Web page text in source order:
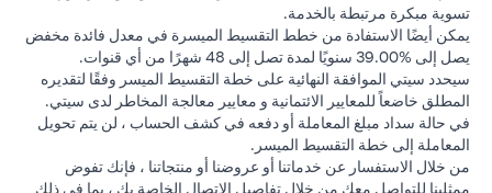
تسوية مبكرة مرتبطة بالخدمة.
يمكن أيضًا الاستفادة من خطط التقسيط الميسرة في معدل فائدة مخفض
يصل إلى %39.00 سنويًا لمدة تصل إلى 48 شهرًا من أي قنوات.
سيحدد سيتي الموافقة النهائية على خطة التقسيط الميسر وفقًا لتقديره
المطلق خاضعاً للمعايير الائتمانية و معايير معالجة المخاطر لدى سيتي.
في حالة سداد مبلغ المعاملة أو دفعه في كشف الحساب ، لن يتم تحويل
المعاملة إلى خطة التقسيط الميسر.
من خلال الاستفسار عن خدماتنا أو عروضنا أو منتجاتنا ، فإنك تفوض
ممثلينا للتواصل معك من خلال تفاصيل الاتصال الخاصة بك ، بما في ذلك